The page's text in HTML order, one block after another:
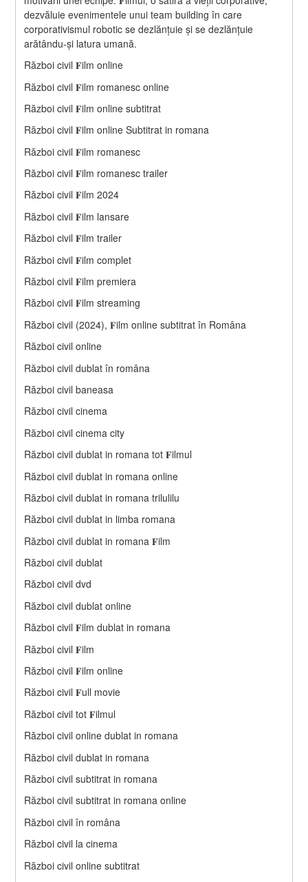
dezvăluie evenimentele unui team building în care
corporativismul robotic se dezlănțuie și se dezlănțuie
arătându-și latura umană.
Război civil 𝐅ilm online
Război civil 𝐅ilm romanesc online
Război civil 𝐅ilm online subtitrat
Război civil 𝐅ilm online Subtitrat in romana
Război civil 𝐅ilm romanesc
Război civil 𝐅ilm romanesc trailer
Război civil 𝐅ilm 2024
Război civil 𝐅ilm lansare
Război civil 𝐅ilm trailer
Război civil 𝐅ilm complet
Război civil 𝐅ilm premiera
Război civil 𝐅ilm streaming
Război civil (2024), 𝐅ilm online subtitrat în Româna
Război civil online
Război civil dublat în româna
Război civil baneasa
Război civil cinema
Război civil cinema city
Război civil dublat in romana tot 𝐅ilmul
Război civil dublat in romana online
Război civil dublat in romana trilulilu
Război civil dublat in limba romana
Război civil dublat in romana 𝐅ilm
Război civil dublat
Război civil dvd
Război civil dublat online
Război civil 𝐅ilm dublat in romana
Război civil 𝐅ilm
Război civil 𝐅ilm online
Război civil 𝐅ull movie
Război civil tot 𝐅ilmul
Război civil online dublat in romana
Război civil dublat in romana
Război civil subtitrat in romana
Război civil subtitrat in romana online
Război civil în româna
Război civil la cinema
Război civil online subtitrat